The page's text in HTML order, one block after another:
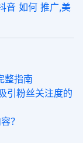
音 如何 推广,美
整指南
引粉丝关注度的
？